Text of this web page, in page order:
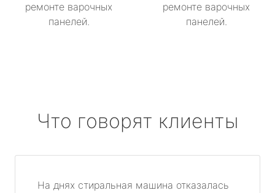
ремонте варочных
панелей.
ремонте варочных
панелей.
Что говорят клиенты
На днях стиральная машина отказалась